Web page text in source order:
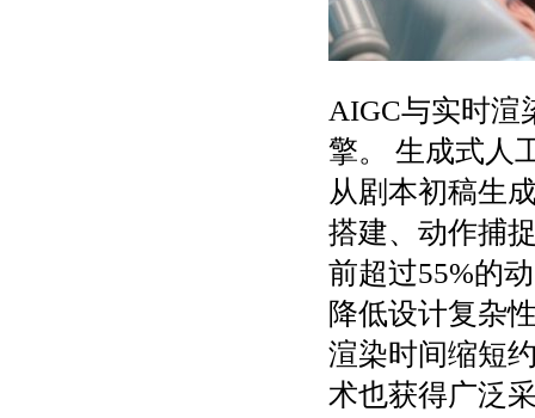
AIGC与实时渲
擎。 生成式人
从剧本初稿生
搭建、动作捕
前超过55%的
降低设计复杂
渲染时间缩短
术也获得广泛